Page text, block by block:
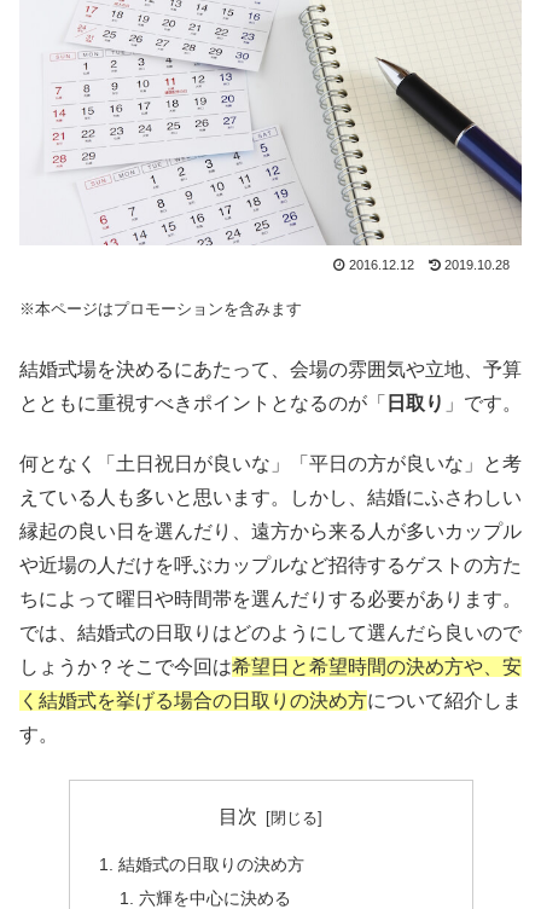
2016.12.12 2019.10.28
※本ページはプロモーションを含みます
結婚式場を決めるにあたって、会場の雰囲気や立地、予算
とともに重視すべきポイントとなるのが「 日取り 」です。
何となく「土日祝日が良いな」「平日の方が良いな」と考
えている人も多いと思います。しかし、結婚にふさわしい
縁起の良い日を選んだり、遠方から来る人が多いカップル
や近場の人だけを呼ぶカップルなど招待するゲストの方た
ちによって曜日や時間帯を選んだりする必要があります。
では、結婚式の日取りはどのようにして選んだら良いので
しょうか？そこで今回は希望日と希望時間の決め方や、安
く結婚式を挙げる場合の日取りの決め方について紹介しま
す。
目次
結婚式の日取りの決め方
六輝を中心に決める